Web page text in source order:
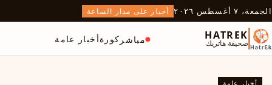
الجمعة، ٧ أغسطس ٢٠٢٦ أخبار على مدار الساعة
HATREK
صحيفة هاتريك مباشر كورةأخبار عامة
أخبار عامة